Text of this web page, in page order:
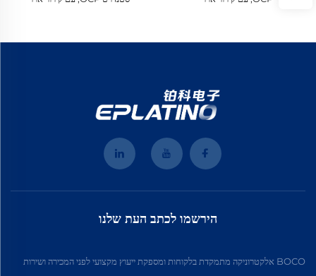
הירשמו לכתב העת שלנו
BOCO אלקטרוניקה מתמקדת בלקוחות ומספקת ייעוץ מקצועי לפני המכירה ושירות